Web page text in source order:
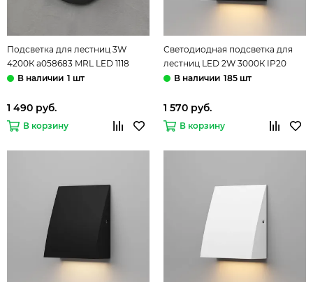
Подсветка для лестниц 3W
4200К a058683 MRL LED 1118
черный Step Elektrostandard
1 шт
1 490 руб.
В корзину
Светодиодная подсветка для
лестниц LED 2W 3000К IP20
40159/LED чёрный Wally
185 шт
1 570 руб.
В корзину